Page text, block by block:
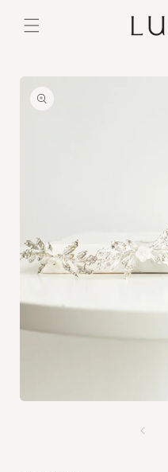
directamente
al contenido
directamente
información